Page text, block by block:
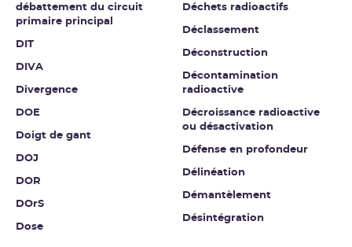
débattement du circuit
primaire principal
DIT
DIVA
Divergence
DOE
Doigt de gant
DOJ
DOR
DOrS
Dose
Déchets radioactifs
Déclassement
Déconstruction
Décontamination
radioactive
Décroissance radioactive
ou désactivation
Défense en profondeur
Délinéation
Démantèlement
Désintégration